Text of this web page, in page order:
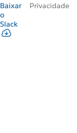
Baixar
o
Slack
Privacidade